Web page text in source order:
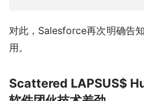
对此，Salesforce再次明确告
用。
Scattered LAPSUS$